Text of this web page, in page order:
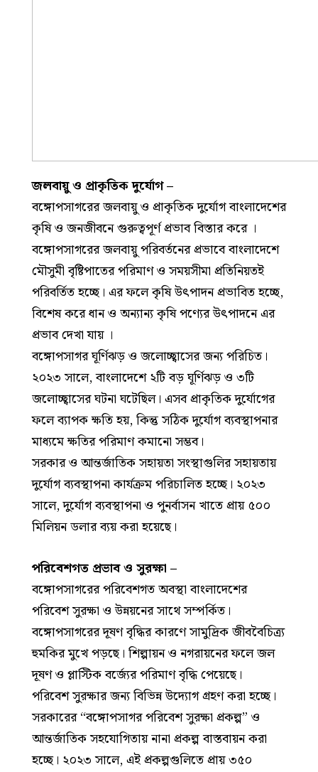
জলবায়ু ও প্রাকৃতিক দুর্যোগ –
বঙ্গোপসাগরের জলবায়ু ও প্রাকৃতিক দুর্যোগ বাংলাদেশের
কৃষি ও জনজীবনে গুরুত্বপূর্ণ প্রভাব বিস্তার করে ।
বঙ্গোপসাগরের জলবায়ু পরিবর্তনের প্রভাবে বাংলাদেশে
মৌসুমী বৃষ্টিপাতের পরিমাণ ও সময়সীমা প্রতিনিয়তই
পরিবর্তিত হচ্ছে। এর ফলে কৃষি উৎপাদন প্রভাবিত হচ্ছে,
বিশেষ করে ধান ও অন্যান্য কৃষি পণ্যের উৎপাদনে এর
প্রভাব দেখা যায় ।
বঙ্গোপসাগর ঘূর্ণিঝড় ও জলোচ্ছ্বাসের জন্য পরিচিত।
২০২৩ সালে, বাংলাদেশে ২টি বড় ঘূর্ণিঝড় ও ৩টি
জলোচ্ছ্বাসের ঘটনা ঘটেছিল। এসব প্রাকৃতিক দুর্যোগের
ফলে ব্যাপক ক্ষতি হয়, কিন্তু সঠিক দুর্যোগ ব্যবস্থাপনার
মাধ্যমে ক্ষতির পরিমাণ কমানো সম্ভব।
সরকার ও আন্তর্জাতিক সহায়তা সংস্থাগুলির সহায়তায়
দুর্যোগ ব্যবস্থাপনা কার্যক্রম পরিচালিত হচ্ছে। ২০২৩
সালে, দুর্যোগ ব্যবস্থাপনা ও পুনর্বাসন খাতে প্রায় ৫০০
মিলিয়ন ডলার ব্যয় করা হয়েছে।
পরিবেশগত প্রভাব ও সুরক্ষা –
বঙ্গোপসাগরের পরিবেশগত অবস্থা বাংলাদেশের
পরিবেশ সুরক্ষা ও উন্নয়নের সাথে সম্পর্কিত।
বঙ্গোপসাগরের দূষণ বৃদ্ধির কারণে সামুদ্রিক জীববৈচিত্র্য
হুমকির মুখে পড়ছে। শিল্পায়ন ও নগরায়নের ফলে জল
দূষণ ও প্লাস্টিক বর্জ্যের পরিমাণ বৃদ্ধি পেয়েছে।
পরিবেশ সুরক্ষার জন্য বিভিন্ন উদ্যোগ গ্রহণ করা হচ্ছে।
সরকারের “বঙ্গোপসাগর পরিবেশ সুরক্ষা প্রকল্প” ও
আন্তর্জাতিক সহযোগিতায় নানা প্রকল্প বাস্তবায়ন করা
হচ্ছে। ২০২৩ সালে, এই প্রকল্পগুলিতে প্রায় ৩৫০